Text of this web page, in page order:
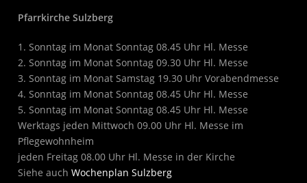
Pfarrkirche Sulzberg
1. Sonntag im Monat Sonntag 08.45 Uhr Hl. Messe
2. Sonntag im Monat Sonntag 09.30 Uhr Hl. Messe
3. Sonntag im Monat Samstag 19.30 Uhr Vorabendmesse
4. Sonntag im Monat Sonntag 08.45 Uhr Hl. Messe
5. Sonntag im Monat Sonntag 08.45 Uhr Hl. Messe
Werktags jeden Mittwoch 09.00 Uhr Hl. Messe im
Pflegewohnheim
jeden Freitag 08.00 Uhr Hl. Messe in der Kirche
Siehe auchWochenplan Sulzberg